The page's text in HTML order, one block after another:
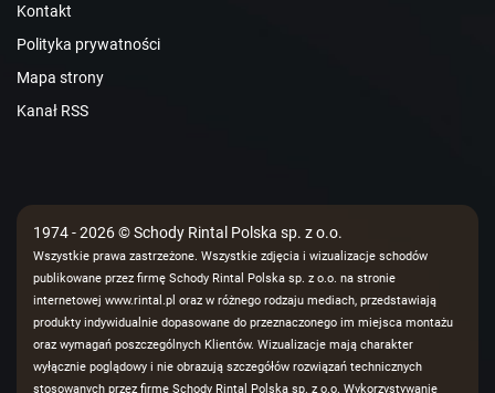
Kontakt
Polityka prywatności
Mapa strony
Kanał RSS
1974 - 2026 © Schody Rintal Polska sp. z o.o.
Wszystkie prawa zastrzeżone. Wszystkie zdjęcia i wizualizacje schodów
publikowane przez firmę Schody Rintal Polska sp. z o.o. na stronie
internetowej www.rintal.pl oraz w różnego rodzaju mediach, przedstawiają
produkty indywidualnie dopasowane do przeznaczonego im miejsca montażu
oraz wymagań poszczególnych Klientów. Wizualizacje mają charakter
wyłącznie poglądowy i nie obrazują szczegółów rozwiązań technicznych
stosowanych przez firmę Schody Rintal Polska sp. z o.o. Wykorzystywanie